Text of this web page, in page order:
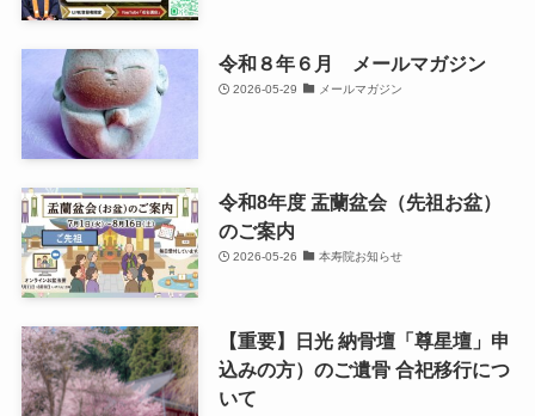
令和８年６月 メールマガジン
2026-05-29 メールマガジン
令和8年度 盂蘭盆会（先祖お盆）
のご案内
2026-05-26 本寿院お知らせ
【重要】日光 納骨壇「尊星壇」申
込みの方）のご遺骨 合祀移行につ
いて